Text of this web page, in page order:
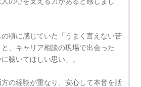
頃に感じていた「うまく言えない苦
と、キャリア相談の現場で出会った
に聴いてほしい思い」。
方の経験が重なり、安心して本音を話